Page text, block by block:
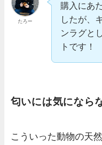
たろー
購入にあ
したが、
ンラグと
トです！
匂いには気になら
こういった動物の天